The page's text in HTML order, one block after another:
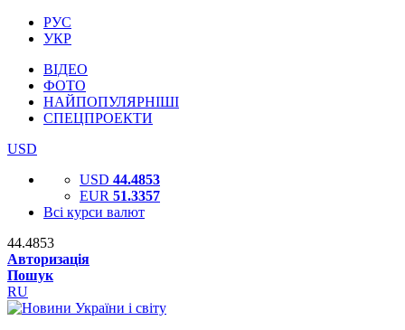
РУС
УКР
ВІДЕО
ФОТО
НАЙПОПУЛЯРНІШІ
СПЕЦПРОЕКТИ
USD
USD 44.4853
EUR 51.3357
Всі курси валют
44.4853
Авторизація
Пошук
RU